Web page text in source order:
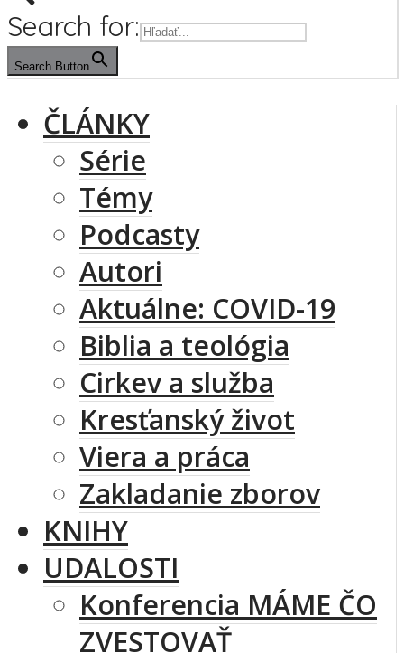
Search for:
Search Button
ČLÁNKY
Série
Témy
Podcasty
Autori
Aktuálne: COVID-19
Biblia a teológia
Cirkev a služba
Kresťanský život
Viera a práca
Zakladanie zborov
KNIHY
UDALOSTI
Konferencia MÁME ČO
ZVESTOVAŤ